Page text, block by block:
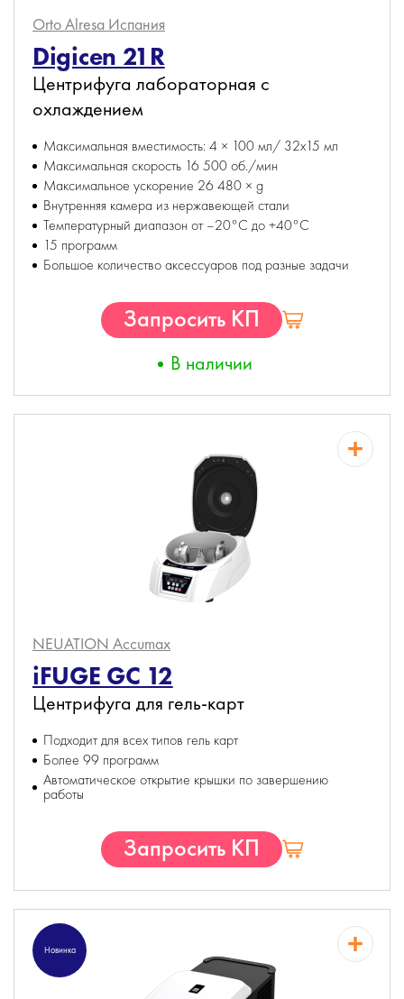
Orto Alresa Испания
Digicen 21R
Центрифуга лабораторная c
охлаждением
Максимальная вместимость: 4 × 100 мл/ 32х15 мл
Максимальная скорость 16 500 об./мин
Максимальное ускорение 26 480 × g
Внутренняя камера из нержавеющей стали
Температурный диапазон от –20°C до +40°C
15 программ
Большое количество аксессуаров под разные задачи
Запросить КП
В наличии
NEUATION Accumax
iFUGE GC 12
Центрифуга для гель-карт
Подходит для всех типов гель карт
Более 99 программ
Автоматическое открытие крышки по завершению
работы
Запросить КП
Новинка